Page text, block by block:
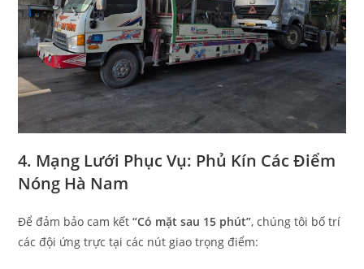
4. Mạng Lưới Phục Vụ: Phủ Kín Các Điểm
Nóng Hà Nam
Để đảm bảo cam kết“Có mặt sau 15 phút”, chúng tôi bố trí
các đội ứng trực tại các nút giao trọng điểm: